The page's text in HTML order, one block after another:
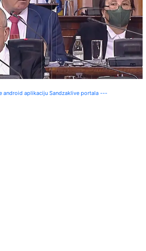
android aplikaciju Sandzaklive portala ---